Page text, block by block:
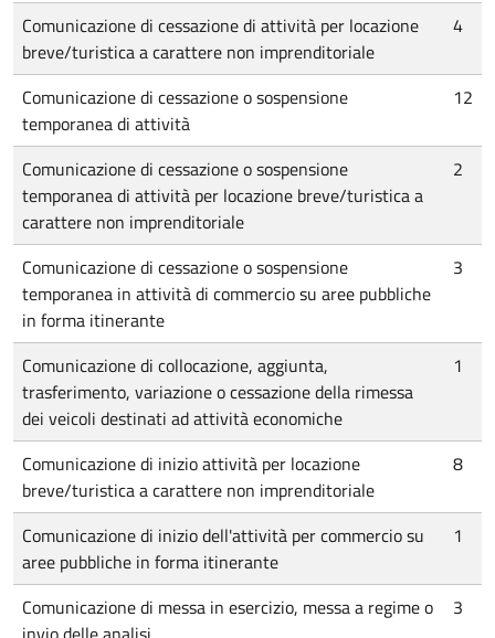
Comunicazione di cessazione di attività per locazione
breve/turistica a carattere non imprenditoriale
4
Comunicazione di cessazione o sospensione
temporanea di attività
12
Comunicazione di cessazione o sospensione
temporanea di attività per locazione breve/turistica a
carattere non imprenditoriale
2
Comunicazione di cessazione o sospensione
temporanea in attività di commercio su aree pubbliche
in forma itinerante
3
Comunicazione di collocazione, aggiunta,
trasferimento, variazione o cessazione della rimessa
dei veicoli destinati ad attività economiche
1
Comunicazione di inizio attività per locazione
breve/turistica a carattere non imprenditoriale
8
Comunicazione di inizio dell'attività per commercio su
aree pubbliche in forma itinerante
1
Comunicazione di messa in esercizio, messa a regime o
3